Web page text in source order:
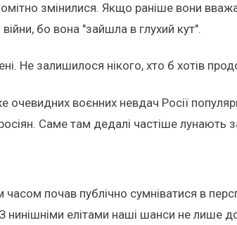
змінилися. Якщо раніше вони
бо вона "зайшла в глухий кут".
Не залишилося нікого, хто б хотів
очевидних воєнних невдач Росії
Саме там дедалі частіше лунають
часом почав публічно сумніватися в
нинішніми елітами наші шанси не лише